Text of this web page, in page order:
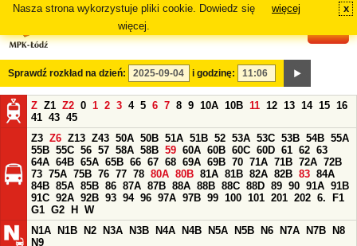
Nasza strona wykorzystuje pliki cookie. Dowiedz się
więcej.
więcej x
Sprawdź rozkład na dzień: i godzinę:
Z Z1 Z2 0 1 2 3 4 5 6 7 8 9 10A 10B 11 12 13 14 15 16
41 43 45
Z3 Z6 Z13 Z43 50A 50B 51A 51B 52 53A 53C 53B 54B 55A
55B 55C 56 57 58A 58B 59 60A 60B 60C 60D 61 62 63
64A 64B 65A 65B 66 67 68 69A 69B 70 71A 71B 72A 72B
73 75A 75B 76 77 78 80A 80B 81A 81B 82A 82B 83 84A
84B 85A 85B 86 87A 87B 88A 88B 88C 88D 89 90 91A 91B
91C 92A 92B 93 94 96 97A 97B 99 100 101 201 202 6.
F1
G1 G2 H
W
N1A
N1B N2 N3A N3B N4A N4B N5A N5B N6 N7A N7B
N8
N9